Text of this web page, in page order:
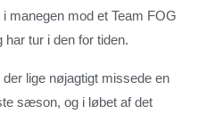
manegen mod et Team FOG
tur i den for tiden.
lige nøjagtigt missede en
sæson, og i løbet af det